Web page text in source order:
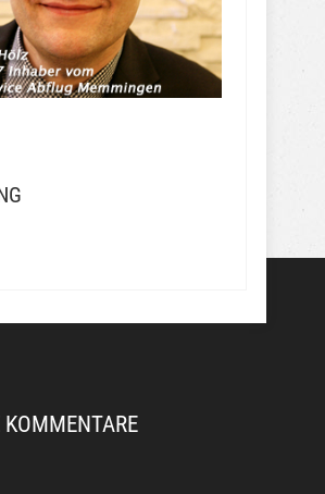
Wie soll ich das finden?
wie die den Leuten das
aus der Tasche ziehen….
Mehr Bewertungen
KOMMENTARE